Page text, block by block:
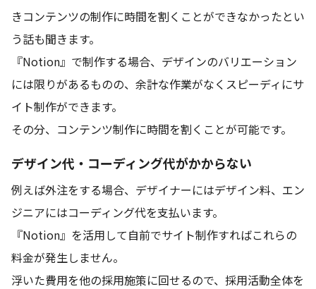
きコンテンツの制作に時間を割くことができなかったとい
う話も聞きます。
『Notion』で制作する場合、デザインのバリエーション
には限りがあるものの、余計な作業がなくスピーディにサ
イト制作ができます。
その分、コンテンツ制作に時間を割くことが可能です。
デザイン代・コーディング代がかからない
例えば外注をする場合、デザイナーにはデザイン料、エン
ジニアにはコーディング代を支払います。
『Notion』を活用して自前でサイト制作すればこれらの
料金が発生しません。
浮いた費用を他の採用施策に回せるので、採用活動全体を